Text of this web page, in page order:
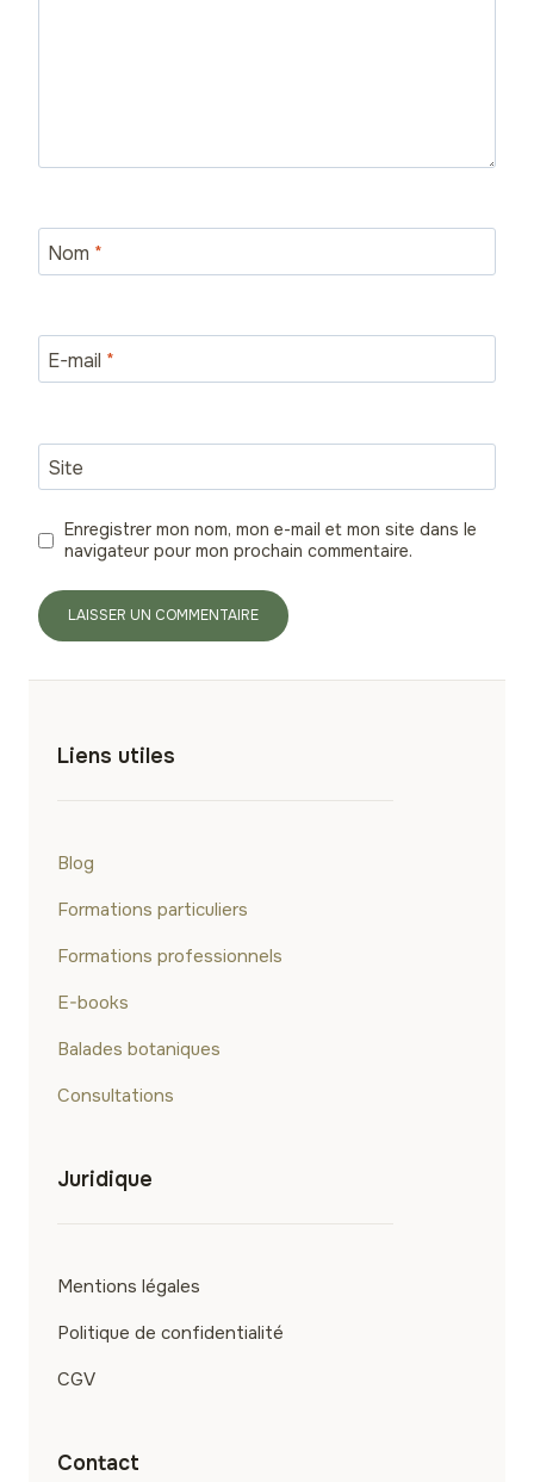
Nom *
E-mail *
Site
Enregistrer mon nom, mon e-mail et mon site dans le
navigateur pour mon prochain commentaire.
Liens utiles
Blog
Formations particuliers
Formations professionnels
E-books
Balades botaniques
Consultations
Juridique
Mentions légales
Politique de confidentialité
CGV
Contact